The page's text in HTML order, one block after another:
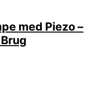
med Piezo –